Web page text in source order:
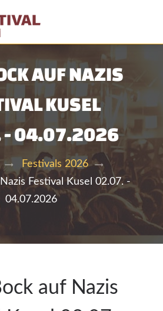
AUF NAZIS
KUSEL
- 04.07.2026
Festivals 2026
Festival Kusel 02.07. -
04.07.2026
auf Nazis